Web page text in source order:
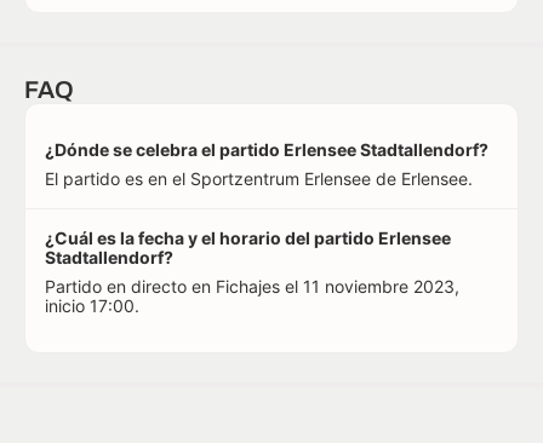
FAQ
¿Dónde se celebra el partido Erlensee Stadtallendorf?
El partido es en el Sportzentrum Erlensee de Erlensee.
¿Cuál es la fecha y el horario del partido Erlensee
Stadtallendorf?
Partido en directo en Fichajes el 11 noviembre 2023,
inicio 17:00.